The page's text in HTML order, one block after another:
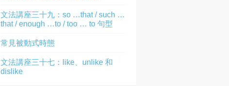
文法講座三十九：so …that / such …
that / enough …to / too … to 句型
常見被動式時態
文法講座三十七：like、unlike 和
dislike